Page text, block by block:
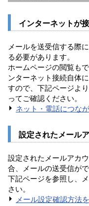
インターネットが
メールを送受信する際
る必要があります。
ホームページの閲覧も
ンターネット接続自体
すので、下記ページよ
ってご確認ください。
ネット・電話につな
設定されたメール
設定されたメールアカ
合、メールの送受信がで
下記ページを参照し、
さい。
メール設定確認方法